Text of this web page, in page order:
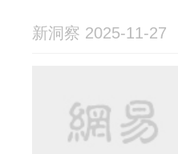
新洞察 2025-11-27